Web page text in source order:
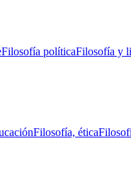
Filosofía políticaFilosofía y
Filosofía, ética